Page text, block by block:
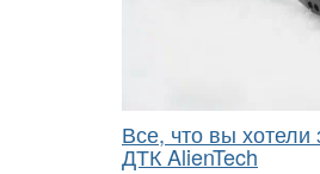
Все, что вы хотели
ДТК AlienTech